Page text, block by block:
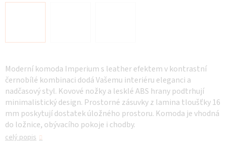
Moderní komoda Imperium s leather efektem v kontrastní
černobílé kombinaci dodá Vašemu interiéru eleganci a
nadčasový styl. Kovové nožky a lesklé ABS hrany podtrhují
minimalistický design. Prostorné zásuvky z lamina tloušťky 16
mm poskytují dostatek úložného prostoru. Komoda je vhodná
do ložnice, obývacího pokoje i chodby.
celý popis